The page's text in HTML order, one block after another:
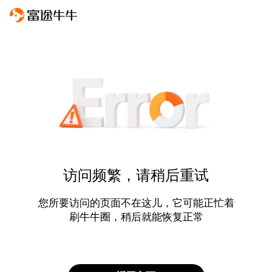
访问频繁，请稍后重试
您所要访问的页面不在这儿，它可能正忙着
刷牛牛圈，稍后就能恢复正常